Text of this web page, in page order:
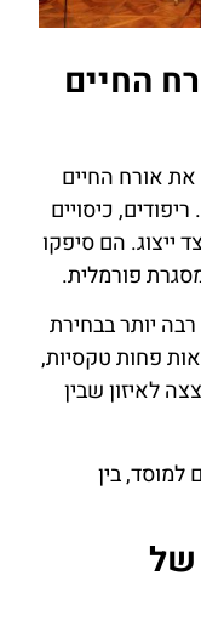
החיים
אורח החיים
כיסויים
ייצוג. הם סיפקו
פורמלית.
יותר בבחירת
פחות טקסיות,
לאיזון שבין
בין
של